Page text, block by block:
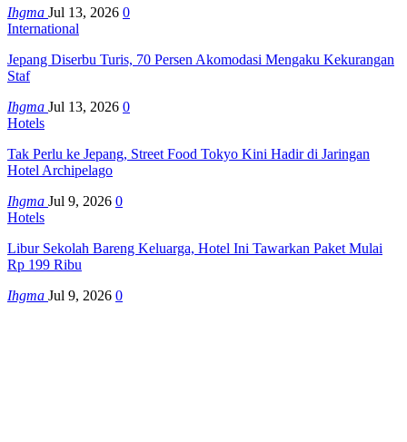
Ihgma Jul 13, 2026 0
International
Jepang Diserbu Turis, 70 Persen Akomodasi Mengaku Kekurangan
Staf
Ihgma Jul 13, 2026 0
Hotels
Tak Perlu ke Jepang, Street Food Tokyo Kini Hadir di Jaringan
Hotel Archipelago
Ihgma Jul 9, 2026 0
Hotels
Libur Sekolah Bareng Keluarga, Hotel Ini Tawarkan Paket Mulai
Rp 199 Ribu
Ihgma Jul 9, 2026 0